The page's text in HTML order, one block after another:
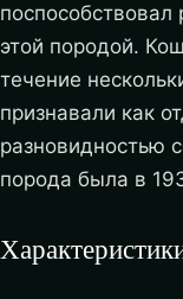
поспособствовал
этой породой.
течение
признавали как
разновидностью
порода была в